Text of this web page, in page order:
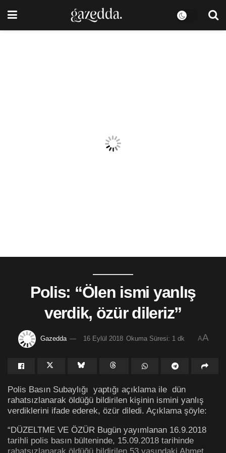
Polis: “Ölen ismi yanlış
verdik, özür dileriz”
Gazedda 16 Eylül 2018 Okuma Süresi: 1 dk AA
Polis Basın Subaylığı yaptığı açıklama ile dün
rahatsızlanarak öldüğü bildirilen kişinin ismini yanlış
verdiklerini ifade ederek, özür diledi. Açıklama şöyle:
“DÜZELTME VE ÖZÜR Bugün yayımlanan 16.9.2018
tarihli polis basın bülteninde, 15.09.2018 tarihinde